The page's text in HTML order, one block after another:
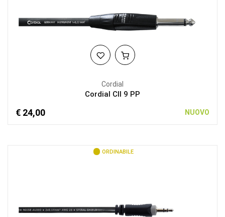
Cordial
Cordial CII 9 PP
€ 24,00 NUOVO
ORDINABILE